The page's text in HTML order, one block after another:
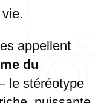
appellent
du
le stéréotype